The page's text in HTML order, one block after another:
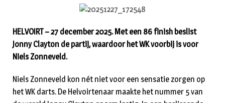
HELVOIRT – 27 december 2025. Met een 86 finish beslist
Jonny Clayton de partij, waardoor het WK voorbij is voor
Niels Zonneveld.
Niels Zonneveld kon nét niet voor een sensatie zorgen op
het WK darts. De Helvoirtenaar maakte het nummer 5 van